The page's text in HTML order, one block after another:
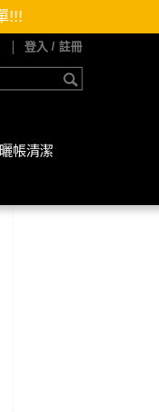
曬帳清潔
登入 / 註冊